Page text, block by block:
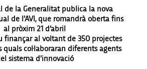
de la Generalitat publica la nova
de l’AVI, que romandrà oberta fins
al pròxim 21 d’abril
finançar al voltant de 350 projectes
quals col·laboraran diferents agents
sistema d’innovació